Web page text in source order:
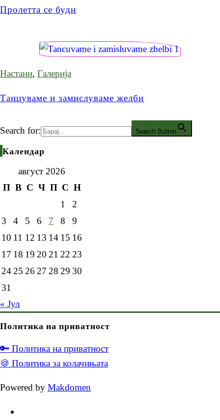
Пролетта се буди
Настани, Галерија
Танцуваме и замислуваме желби
Search for: Search Button
Календар
август 2026
П В С Ч П С Н
1
2
3
4 5 6 7 8
9
10 11 12 13 14 15 16
17 18 19 20 21 22 23
24 25 26 27 28 29 30
31
« Јул
Политика на приватност
🔑 Политика на приватност
🍪 Политика за колачињата
Powered by Makdomen